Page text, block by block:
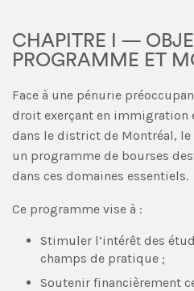
CHAPITRE I —
PROGRAMME ET
Face à une pénurie
droit exerçant en immigration
dans le district de Montréal, le
un programme de bourses
dans ces domaines essentiels.
Ce programme vise à :
Stimuler l’intérêt des
champs de pratique ;
Soutenir financièrement